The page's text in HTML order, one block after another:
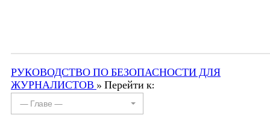
РУКОВОДСТВО ПО БЕЗОПАСНОСТИ ДЛЯ
ЖУРНАЛИСТОВ» Перейти к:
— Главе —